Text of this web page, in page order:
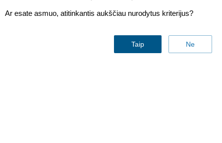
Ar esate asmuo, atitinkantis aukščiau nurodytus kriterijus?
Taip Ne